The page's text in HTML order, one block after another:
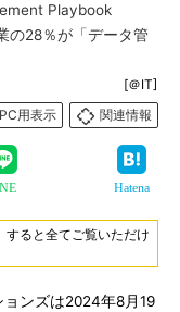
Playbook
の28％が「データ管
[＠IT]
PC用表示
関連情報
Hatena
すると全てご覧いただけ
ンズは2024年8月19